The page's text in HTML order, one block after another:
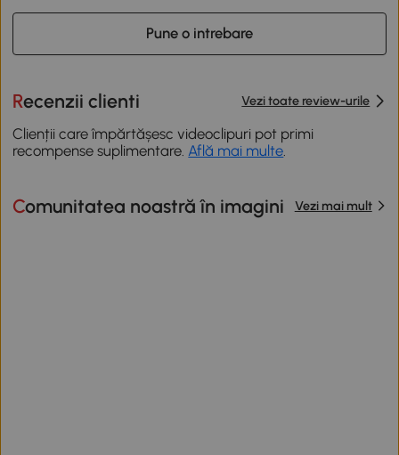
Pune o intrebare
Recenzii clienti Vezi toate review-urile
Clienții care împărtășesc videoclipuri pot primi
recompense suplimentare. Află mai multe.
Comunitatea noastră în imagini Vezi mai mult